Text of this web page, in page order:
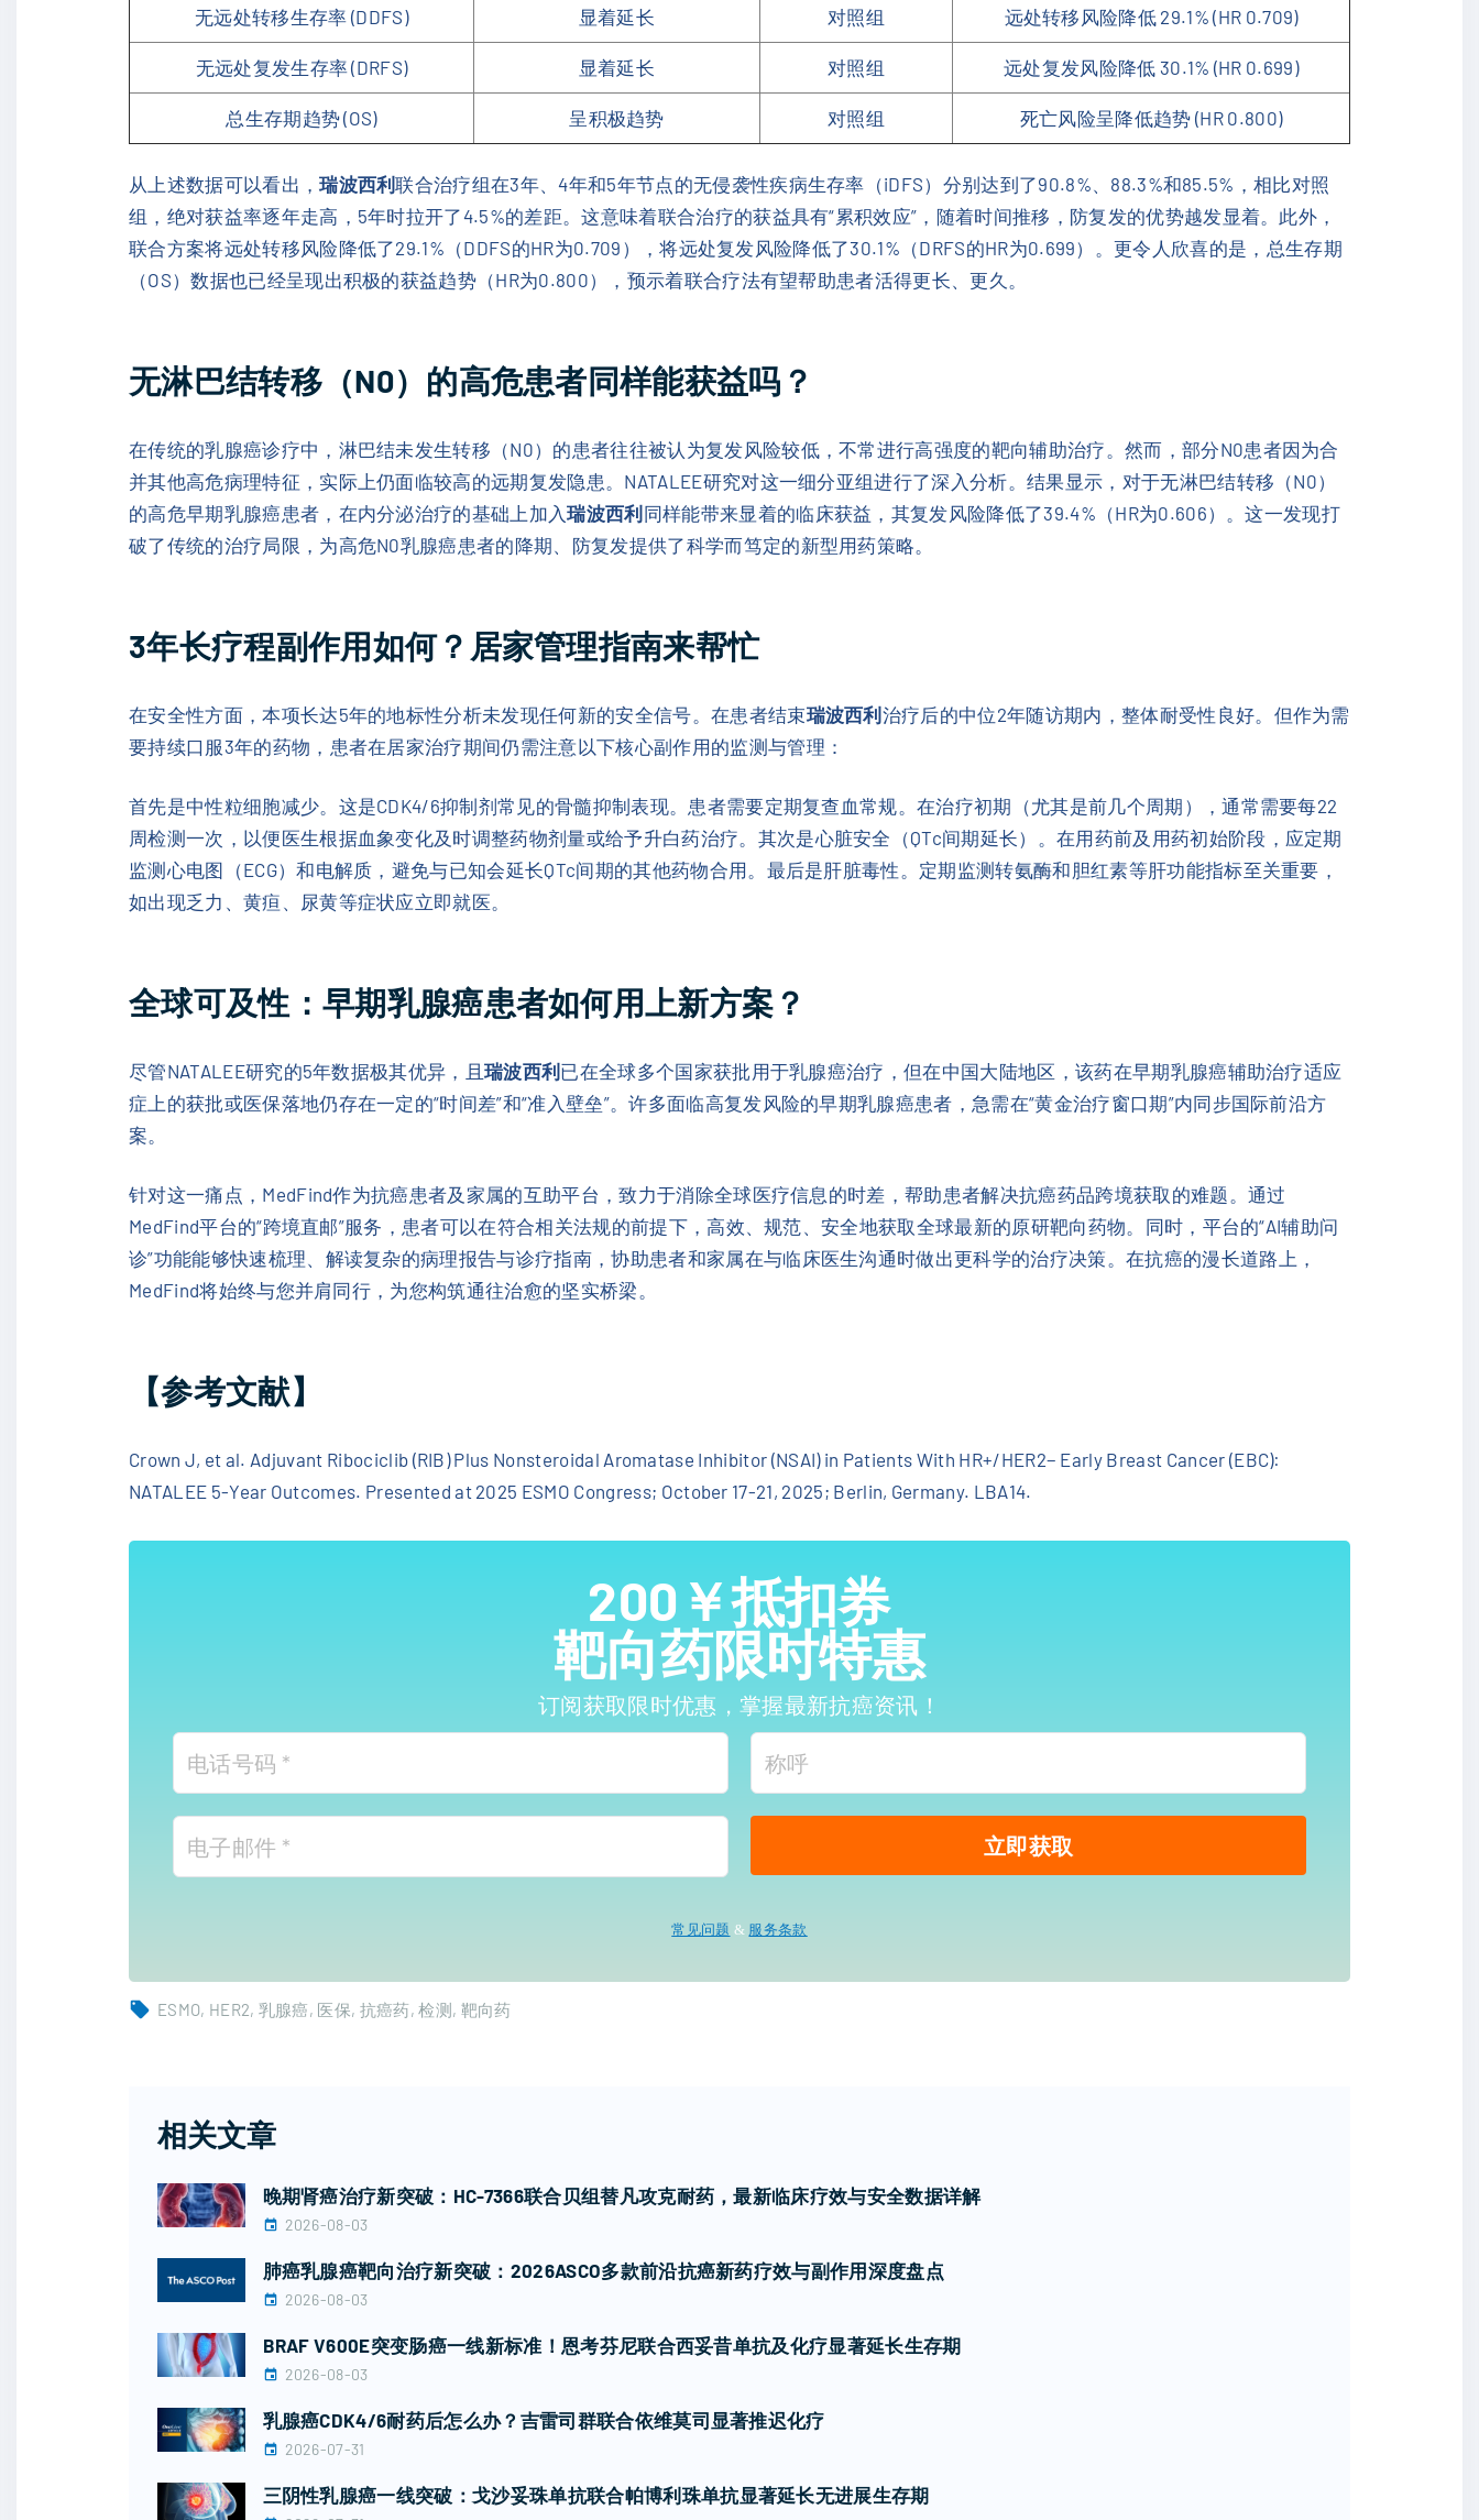
无远处转移生存率 (DDFS) 显着延长 对照组 远处转移风险降低 29.1% (HR 0.709)
无远处复发生存率 (DRFS) 显着延长 对照组 远处复发风险降低 30.1% (HR 0.699)
总生存期趋势 (OS) 呈积极趋势 对照组 死亡风险呈降低趋势 (HR 0.800)
从上述数据可以看出，瑞波西利联合治疗组在3年、4年和5年节点的无侵袭性疾病生存率（iDFS）分别达到了90.8%、88.3%和85.5%，相比对照
组，绝对获益率逐年走高，5年时拉开了4.5%的差距。这意味着联合治疗的获益具有“累积效应”，随着时间推移，防复发的优势越发显着。此外，
联合方案将远处转移风险降低了29.1%（DDFS的HR为0.709），将远处复发风险降低了30.1%（DRFS的HR为0.699）。更令人欣喜的是，总生存期
（OS）数据也已经呈现出积极的获益趋势（HR为0.800），预示着联合疗法有望帮助患者活得更长、更久。
无淋巴结转移（N0）的高危患者同样能获益吗？
在传统的乳腺癌诊疗中，淋巴结未发生转移（N0）的患者往往被认为复发风险较低，不常进行高强度的靶向辅助治疗。然而，部分N0患者因为合
并其他高危病理特征，实际上仍面临较高的远期复发隐患。NATALEE研究对这一细分亚组进行了深入分析。结果显示，对于无淋巴结转移（N0）
的高危早期乳腺癌患者，在内分泌治疗的基础上加入瑞波西利 同样能带来显着的临床获益，其复发风险降低了39.4%（HR为0.606）。这一发现打
破了传统的治疗局限，为高危N0乳腺癌患者的降期、防复发提供了科学而笃定的新型用药策略。
3年长疗程副作用如何？居家管理指南来帮忙
在安全性方面，本项长达5年的地标性分析未发现任何新的安全信号。在患者结束瑞波西利治疗后的中位2年随访期内，整体耐受性良好。但作为需
要持续口服3年的药物，患者在居家治疗期间仍需注意以下核心副作用的监测与管理：
首先是中性粒细胞减少。这是CDK4/6抑制剂常见的骨髓抑制表现。患者需要定期复查血常规。在治疗初期（尤其是前几个周期），通常需要每22
周检测一次，以便医生根据血象变化及时调整药物剂量或给予升白药治疗。其次是心脏安全（QTc间期延长）。在用药前及用药初始阶段，应定期
监测心电图（ECG）和电解质，避免与已知会延长QTc间期的其他药物合用。最后是肝脏毒性。定期监测转氨酶和胆红素等肝功能指标至关重要，
如出现乏力、黄疸、尿黄等症状应立即就医。
全球可及性：早期乳腺癌患者如何用上新方案？
尽管NATALEE研究的5年数据极其优异，且瑞波西利已在全球多个国家获批用于乳腺癌治疗，但在中国大陆地区，该药在早期乳腺癌辅助治疗适应
症上的获批或医保落地仍存在一定的“时间差”和“准入壁垒”。许多面临高复发风险的早期乳腺癌患者，急需在“黄金治疗窗口期”内同步国际前沿方
案。
针对这一痛点，MedFind作为抗癌患者及家属的互助平台，致力于消除全球医疗信息的时差，帮助患者解决抗癌药品跨境获取的难题。通过
MedFind平台的“跨境直邮”服务，患者可以在符合相关法规的前提下，高效、规范、安全地获取全球最新的原研靶向药物。同时，平台的“AI辅助问
诊”功能能够快速梳理、解读复杂的病理报告与诊疗指南，协助患者和家属在与临床医生沟通时做出更科学的治疗决策。在抗癌的漫长道路上，
MedFind将始终与您并肩同行，为您构筑通往治愈的坚实桥梁。
【参考文献】
Crown J, et al. Adjuvant Ribociclib (RIB) Plus Nonsteroidal Aromatase Inhibitor (NSAI) in Patients With HR+/HER2− Early Breast Cancer (EBC):
NATALEE 5-Year Outcomes. Presented at 2025 ESMO Congress; October 17-21, 2025; Berlin, Germany. LBA14.
200￥抵扣券
靶向药限时特惠
订阅获取限时优惠，掌握最新抗癌资讯！
常见问题 & 服务条款
ESMO HER2 乳腺癌 医保 抗癌药 检测 靶向药
相关文章
晚期肾癌治疗新突破：HC-7366联合贝组替凡攻克耐药，最新临床疗效与安全数据详解
2026-08-03
肺癌乳腺癌靶向治疗新突破：2026ASCO多款前沿抗癌新药疗效与副作用深度盘点
2026-08-03
BRAF V600E突变肠癌一线新标准！恩考芬尼联合西妥昔单抗及化疗显著延长生存期
2026-08-03
乳腺癌CDK4/6耐药后怎么办？吉雷司群联合依维莫司显著推迟化疗
2026-07-31
三阴性乳腺癌一线突破：戈沙妥珠单抗联合帕博利珠单抗显著延长无进展生存期